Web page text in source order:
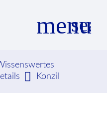
menu
SUCHEN
Konzil